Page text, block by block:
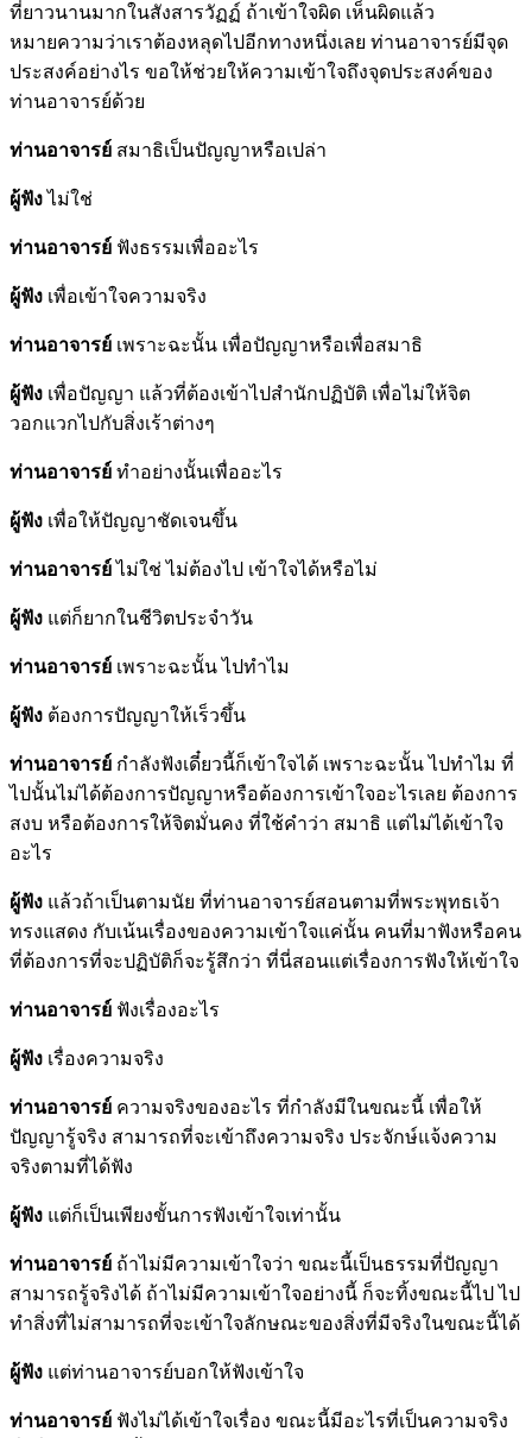
ที่ยาวนานมากในสังสารวัฏฏ์ ถ้าเข้าใจผิด เห็นผิดแล้ว
หมายความว่าเราต้องหลุดไปอีกทางหนึ่งเลย ท่านอาจารย์มีจุด
ประสงค์อย่างไร ขอให้ช่วยให้ความเข้าใจถึงจุดประสงค์ของ
ท่านอาจารย์ด้วย
ท่านอาจารย์ สมาธิเป็นปัญญาหรือเปล่า
ผู้ฟังไม่ใช่
ท่านอาจารย์ ฟังธรรมเพื่ออะไร
ผู้ฟัง เพื่อเข้าใจความจริง
ท่านอาจารย์ เพราะฉะนั้น เพื่อปัญญาหรือเพื่อสมาธิ
ผู้ฟัง เพื่อปัญญา แล้วที่ต้องเข้าไปสำนักปฏิบัติ เพื่อไม่ให้จิต
วอกแวกไปกับสิ่งเร้าต่างๆ
ท่านอาจารย์ ทำอย่างนั้นเพื่ออะไร
ผู้ฟัง เพื่อให้ปัญญาชัดเจนขึ้น
ท่านอาจารย์ไม่ใช่ ไม่ต้องไป เข้าใจได้หรือไม่
ผู้ฟัง แต่ก็ยากในชีวิตประจำวัน
ท่านอาจารย์ เพราะฉะนั้น ไปทำไม
ผู้ฟัง ต้องการปัญญาให้เร็วขึ้น
ท่านอาจารย์ กำลังฟังเดี๋ยวนี้ก็เข้าใจได้ เพราะฉะนั้น ไปทำไม ที่
ไปนั้นไม่ได้ต้องการปัญญาหรือต้องการเข้าใจอะไรเลย ต้องการ
สงบ หรือต้องการให้จิตมั่นคง ที่ใช้คำว่า สมาธิ แต่ไม่ได้เข้าใจ
อะไร
ผู้ฟัง แล้วถ้าเป็นตามนัย ที่ท่านอาจารย์สอนตามที่พระพุทธเจ้า
ทรงแสดง กับเน้นเรื่องของความเข้าใจแค่นั้น คนที่มาฟังหรือคน
ที่ต้องการที่จะปฏิบัติก็จะรู้สึกว่า ที่นี่สอนแต่เรื่องการฟังให้เข้าใจ
ท่านอาจารย์ ฟังเรื่องอะไร
ผู้ฟัง เรื่องความจริง
ท่านอาจารย์ ความจริงของอะไร ที่กำลังมีในขณะนี้ เพื่อให้
ปัญญารู้จริง สามารถที่จะเข้าถึงความจริง ประจักษ์แจ้งความ
จริงตามที่ได้ฟัง
ผู้ฟัง แต่ก็เป็นเพียงขั้นการฟังเข้าใจเท่านั้น
ท่านอาจารย์ ถ้าไม่มีความเข้าใจว่า ขณะนี้เป็นธรรมที่ปัญญา
สามารถรู้จริงได้ ถ้าไม่มีความเข้าใจอย่างนี้ ก็จะทิ้งขณะนี้ไป ไป
ทำสิ่งที่ไม่สามารถที่จะเข้าใจลักษณะของสิ่งที่มีจริงในขณะนี้ได้
ผู้ฟัง แต่ท่านอาจารย์บอกให้ฟังเข้าใจ
ท่านอาจารย์ ฟังไม่ได้เข้าใจเรื่อง ขณะนี้มีอะไรที่เป็นความจริง